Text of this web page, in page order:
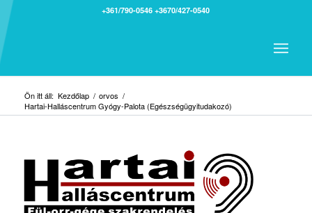
+361/790-0546 +3670/427-0540
Ön itt áll: Kezdőlap / orvos /
Hartai-Halláscentrum Gyógy-Palota (Egészségügyitudakozó)